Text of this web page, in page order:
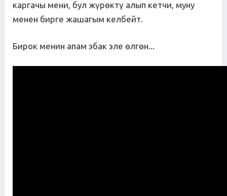
каргачы мени, бул жүрөктү алып кетчи, муну
менен бирге жашагым келбейт.
Бирок менин апам эбак эле өлгөн...